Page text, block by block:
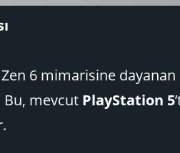
6 mimarisine
mevcut PlayStation 5